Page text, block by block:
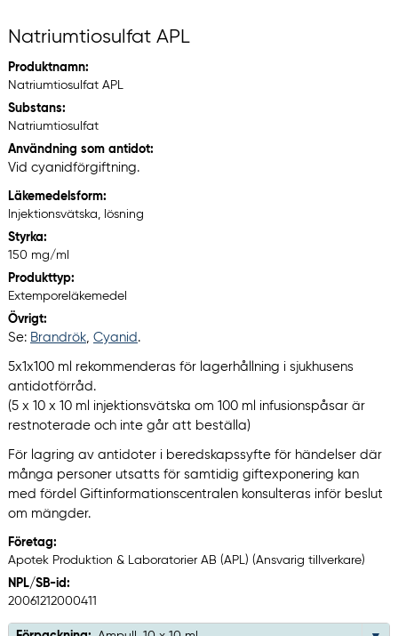
Natriumtiosulfat APL
Produktnamn:
Natriumtiosulfat APL
Substans:
Natriumtiosulfat
Användning som antidot:
Vid cyanidförgiftning.
Läkemedelsform:
Injektionsvätska, lösning
Styrka:
150 mg/ml
Produkttyp:
Extemporeläkemedel
Övrigt:
Se: Brandrök, Cyanid .
5x1x100 ml rekommenderas för lagerhållning i sjukhusens
antidotförråd.
(5 x 10 x 10 ml injektionsvätska om 100 ml infusionspåsar är
restnoterade och inte går att beställa)
För lagring av antidoter i beredskapssyfte för händelser där
många personer utsatts för samtidig giftexponering kan
med fördel Giftinformationscentralen konsulteras inför beslut
om mängder.
Företag:
Apotek Produktion & Laboratorier AB (APL) (Ansvarig tillverkare)
NPL/SB-id:
20061212000411